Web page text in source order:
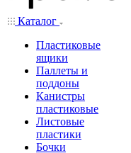
Каталог
Пластиковые
ящики
Паллеты и
поддоны
Канистры
пластиковые
Листовые
пластики
Бочки